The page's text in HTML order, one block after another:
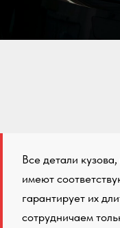
Все детали
имеют
гарантирует их
сотрудничаем